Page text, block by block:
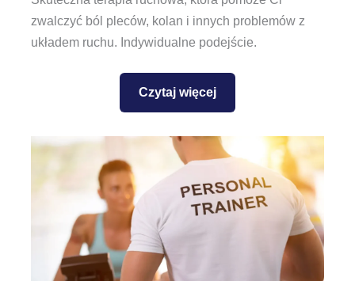
zwalczyć ból pleców, kolan i innych problemów z
układem ruchu. Indywidualne podejście.
Czytaj więcej